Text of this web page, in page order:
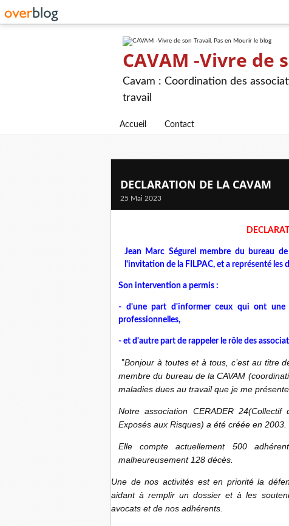
CAVAM -Vivre de
Cavam : Coordination des
travail
Accueil Contact
DECLARATION DE LA CAVAM
25 Mai 2023
Jean Marc Ségurel membre du bureau
l'invitation de la FILPAC, et a représenté les
Son intervention a permis :
- d'une part d'informer ceux qui ont une
professionnelles,
- et d'autre part de rappeler le rôle des
"Bonjour à toutes et à tous, c’est au titre
membre du bureau de la CAVAM
maladies dues au travail que je me présente
Notre association CERADER
Exposés aux Risques) a été créée en 2003.
Elle compte actuellement 500
malheureusement 128 décès.
Une de nos activités est en priorité la
aidant à remplir un dossier et à les
avocats et de nos adhérents.